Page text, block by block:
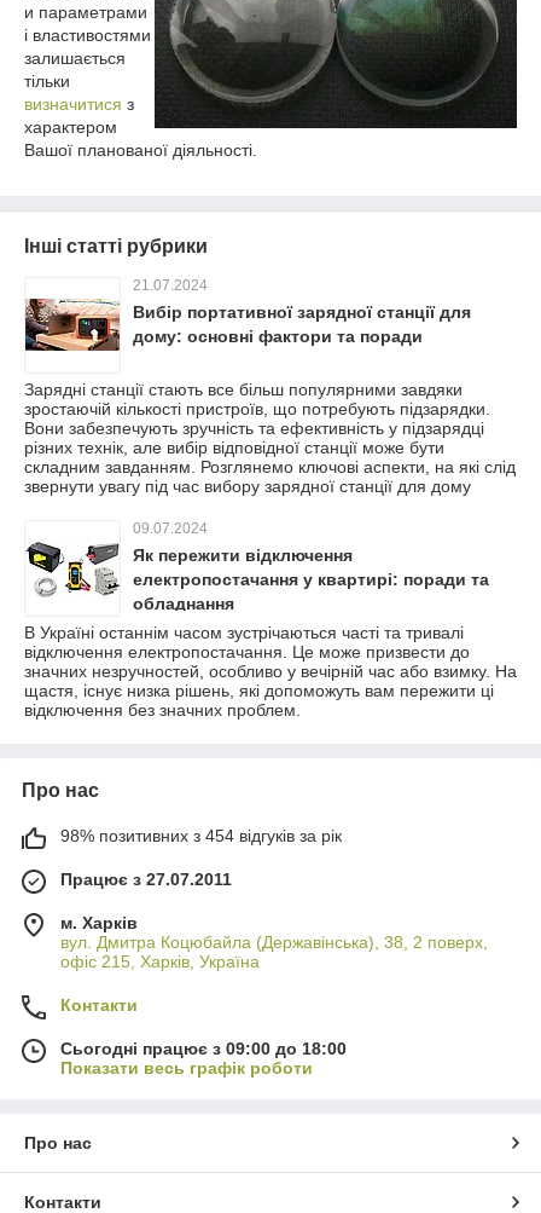
и параметрами
і властивостями
залишається
тільки
визначитися з
характером
Вашої планованої діяльності.
Інші статті рубрики
21.07.2024
Вибір портативної зарядної станції для
дому: основні фактори та поради
Зарядні станції стають все більш популярними завдяки
зростаючій кількості пристроїв, що потребують підзарядки.
Вони забезпечують зручність та ефективність у підзарядці
різних технік, але вибір відповідної станції може бути
складним завданням. Розглянемо ключові аспекти, на які слід
звернути увагу під час вибору зарядної станції для дому
09.07.2024
Як пережити відключення
електропостачання у квартирі: поради та
обладнання
В Україні останнім часом зустрічаються часті та тривалі
відключення електропостачання. Це може призвести до
значних незручностей, особливо у вечірній час або взимку. На
щастя, існує низка рішень, які допоможуть вам пережити ці
відключення без значних проблем.
Про нас
98% позитивних з 454 відгуків за рік
Працює з 27.07.2011
м. Харків
вул. Дмитра Коцюбайла (Державінська), 38, 2 поверх,
офіс 215, Харків, Україна
Контакти
Сьогодні працює з 09:00 до 18:00
Показати весь графік роботи
Про нас
Контакти